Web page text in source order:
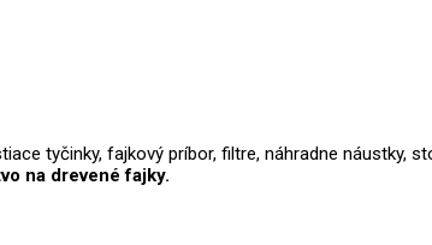
tyčinky, fajkový príbor, filtre, náhradne náustky,
na drevené fajky.